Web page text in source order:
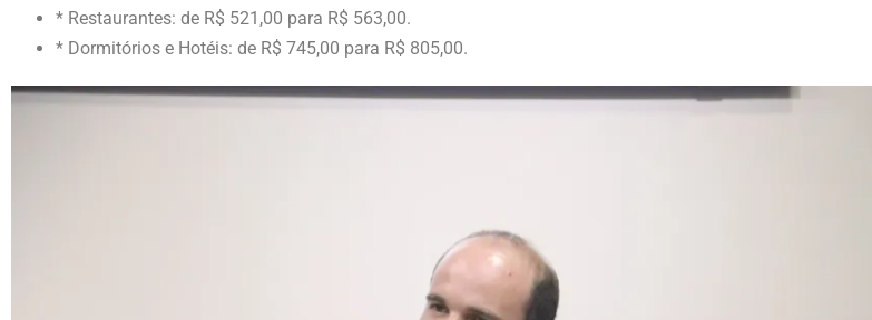
* Restaurantes: de R$ 521,00 para R$ 563,00.
* Dormitórios e Hotéis: de R$ 745,00 para R$ 805,00.